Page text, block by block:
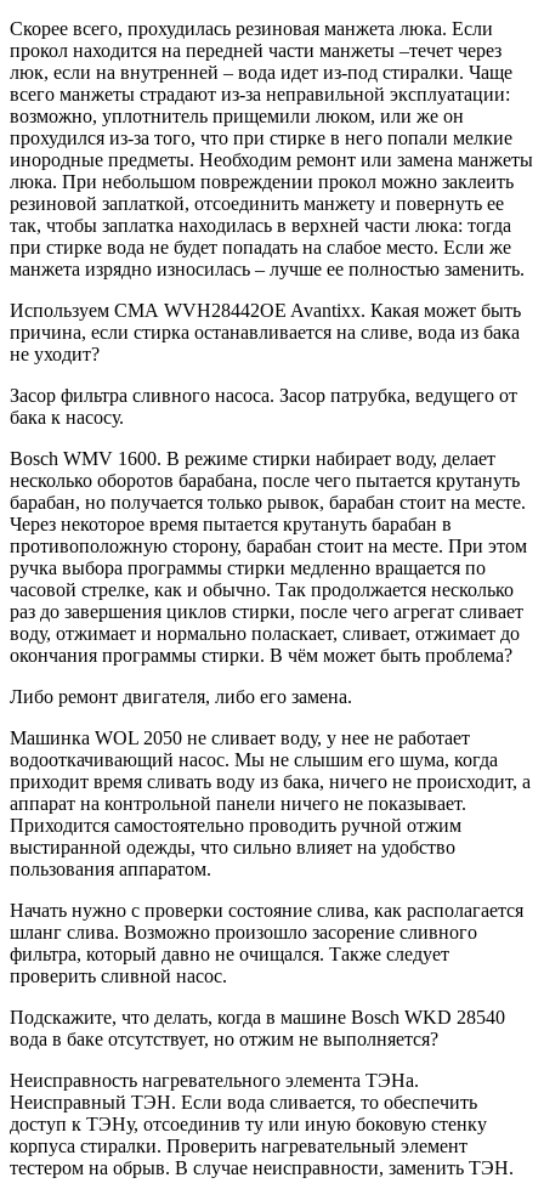
Скорее всего, прохудилась резиновая манжета люка. Если
прокол находится на передней части манжеты –течет через
люк, если на внутренней – вода идет из-под стиралки. Чаще
всего манжеты страдают из-за неправильной эксплуатации:
возможно, уплотнитель прищемили люком, или же он
прохудился из-за того, что при стирке в него попали мелкие
инородные предметы. Необходим ремонт или замена манжеты
люка. При небольшом повреждении прокол можно заклеить
резиновой заплаткой, отсоединить манжету и повернуть ее
так, чтобы заплатка находилась в верхней части люка: тогда
при стирке вода не будет попадать на слабое место. Если же
манжета изрядно износилась – лучше ее полностью заменить.
Используем СМА WVH28442OE Avantixx. Какая может быть
причина, если стирка останавливается на сливе, вода из бака
не уходит?
Засор фильтра сливного насоса. Засор патрубка, ведущего от
бака к насосу.
Bosch WMV 1600. В режиме стирки набирает воду, делает
несколько оборотов барабана, после чего пытается крутануть
барабан, но получается только рывок, барабан стоит на месте.
Через некоторое время пытается крутануть барабан в
противоположную сторону, барабан стоит на месте. При этом
ручка выбора программы стирки медленно вращается по
часовой стрелке, как и обычно. Так продолжается несколько
раз до завершения циклов стирки, после чего агрегат сливает
воду, отжимает и нормально поласкает, сливает, отжимает до
окончания программы стирки. В чём может быть проблема?
Либо ремонт двигателя, либо его замена.
Машинка WOL 2050 не сливает воду, у нее не работает
водооткачивающий насос. Мы не слышим его шума, когда
приходит время сливать воду из бака, ничего не происходит, а
аппарат на контрольной панели ничего не показывает.
Приходится самостоятельно проводить ручной отжим
выстиранной одежды, что сильно влияет на удобство
пользования аппаратом.
Начать нужно с проверки состояние слива, как располагается
шланг слива. Возможно произошло засорение сливного
фильтра, который давно не очищался. Также следует
проверить сливной насос.
Подскажите, что делать, когда в машине Bosch WKD 28540
вода в баке отсутствует, но отжим не выполняется?
Неисправность нагревательного элемента ТЭНа.
Неисправный ТЭН. Если вода сливается, то обеспечить
доступ к ТЭНу, отсоединив ту или иную боковую стенку
корпуса стиралки. Проверить нагревательный элемент
тестером на обрыв. В случае неисправности, заменить ТЭН.